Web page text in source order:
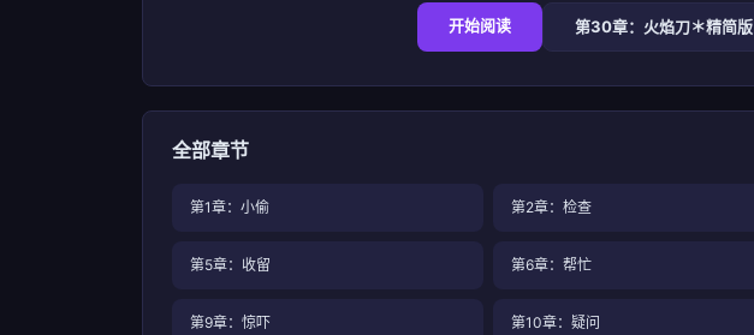
开始阅读 第30章：火焰刀＊精简版
全部章节
第1章：小偷 第2章：检查
第5章：收留 第6章：帮忙
第9章：惊吓 第10章：疑问